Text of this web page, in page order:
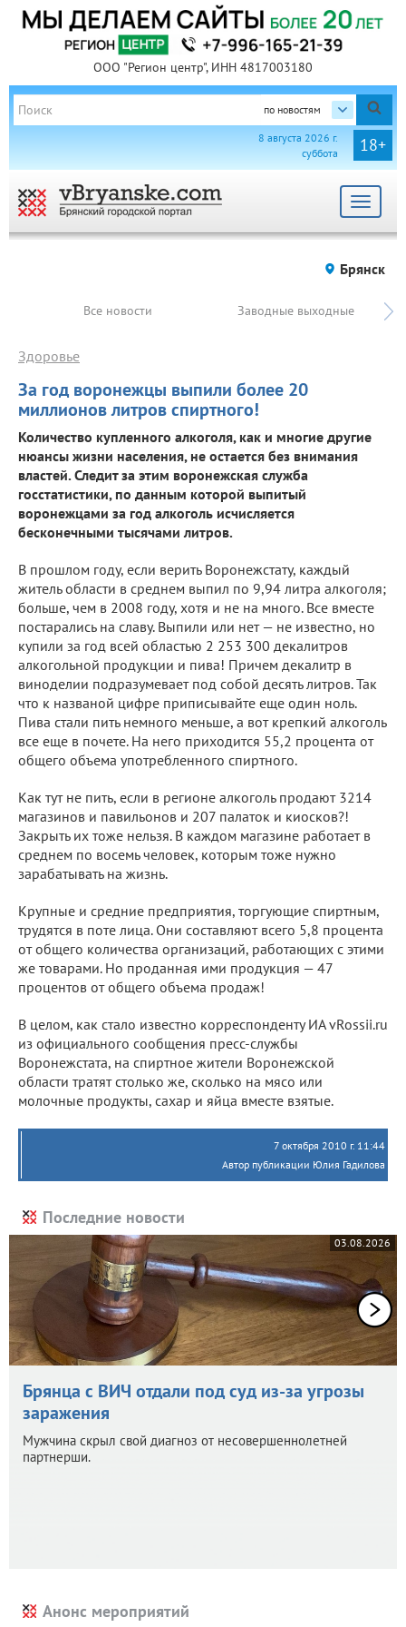
ООО "Регион центр", ИНН 4817003180
по новостям
18+
8 августа 2026 г.
суббота
Toggle
Брянск
Все новости Заводные выходные
За год воронежцы выпили более 20
миллионов литров спиртного!
Здоровье
Количество купленного алкоголя, как и многие другие
нюансы жизни населения, не остается без внимания
властей. Следит за этим воронежская служба
госстатистики, по данным которой выпитый
воронежцами за год алкоголь исчисляется
бесконечными тысячами литров.
В прошлом году, если верить Воронежстату, каждый
житель области в среднем выпил по 9,94 литра алкоголя;
больше, чем в 2008 году, хотя и не на много. Все вместе
постарались на славу. Выпили или нет — не известно, но
купили за год всей областью 2 253 300 декалитров
алкогольной продукции и пива! Причем декалитр в
виноделии подразумевает под собой десять литров. Так
что к названой цифре приписывайте еще один ноль.
Пива стали пить немного меньше, а вот крепкий алкоголь
все еще в почете. На него приходится 55,2 процента от
общего объема употребленного спиртного.
Как тут не пить, если в регионе алкоголь продают 3214
магазинов и павильонов и 207 палаток и киосков?!
Закрыть их тоже нельзя. В каждом магазине работает в
среднем по восемь человек, которым тоже нужно
зарабатывать на жизнь.
Крупные и средние предприятия, торгующие спиртным,
трудятся в поте лица. Они составляют всего 5,8 процента
от общего количества организаций, работающих с этими
же товарами. Но проданная ими продукция — 47
процентов от общего объема продаж!
В целом, как стало известно корреспонденту ИА vRossii.ru
из официального сообщения пресс-службы
Воронежстата, на спиртное жители Воронежской
области тратят столько же, сколько на мясо или
молочные продукты, сахар и яйца вместе взятые.
7 октября 2010 г. 11:44
Автор публикации Юлия Гадилова
Последние новости
03.08.2026
Брянца с ВИЧ отдали под суд из-за угрозы
заражения
Мужчина скрыл свой диагноз от несовершеннолетней
партнерши.
Анонс мероприятий